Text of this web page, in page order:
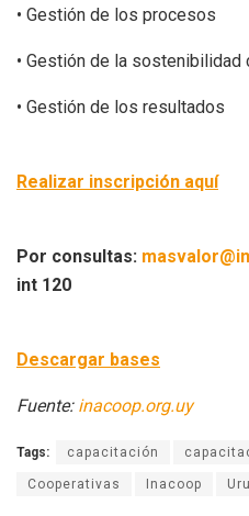
• Gestión de los procesos
• Gestión de la sostenibilidad
• Gestión de los resultados
Realizar inscripción aquí
Por consultas:
int 120
Descargar bases
Fuente: inacoop.org.uy
Tags: capacitación
Cooperativas Inacoop